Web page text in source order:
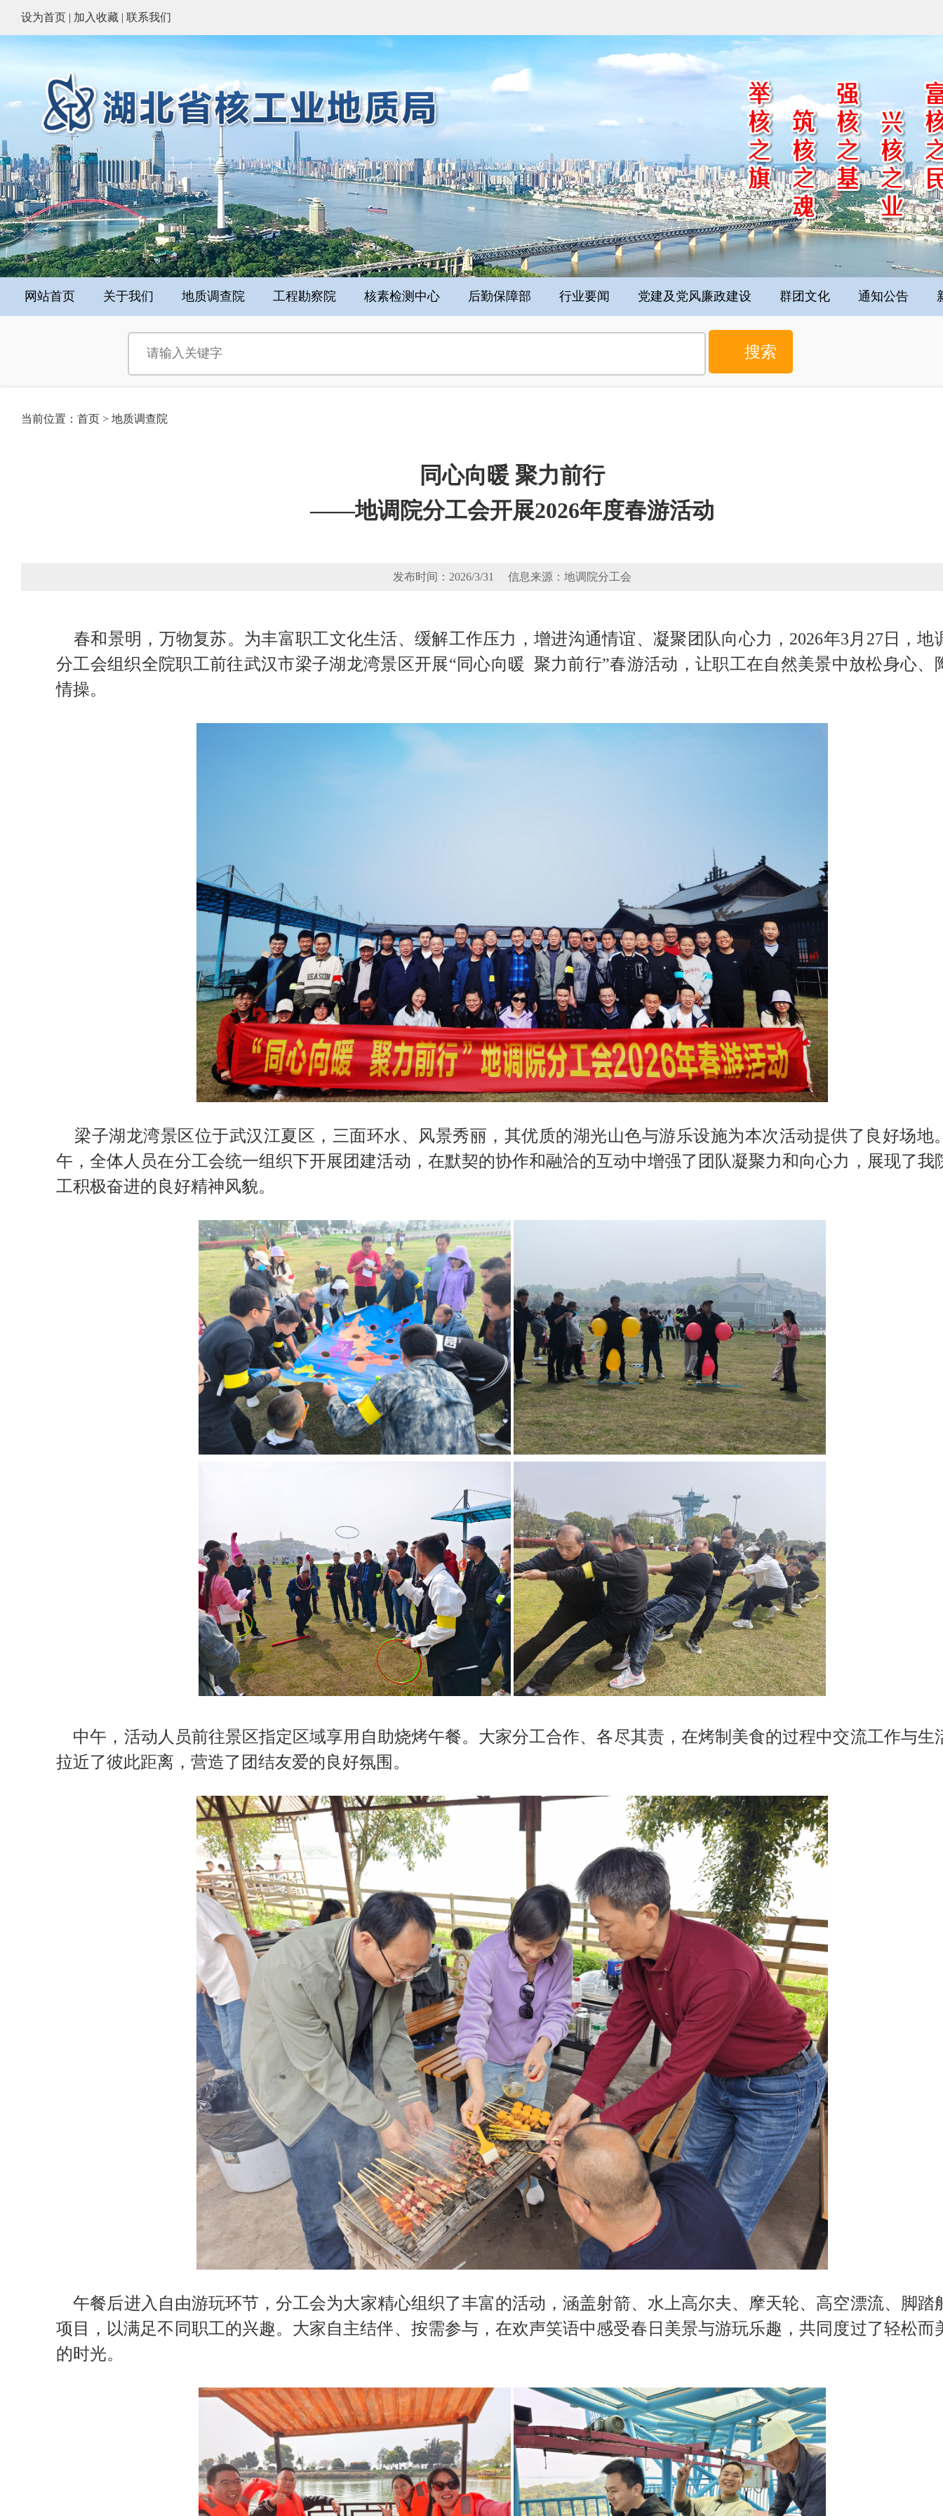
设为首页 | 加入收藏 | 联系我们
网站首页 关于我们 地质调查院 工程勘察院 核素检测中心 后勤保障部 行业要闻 党建及党风廉政建设 群团文化 通知公告
当前位置： 首页 > 地质调查院
同心向暖 聚力前行
——地调院分工会开展2026年度春游活动
发布时间：2026/3/31 信息来源：地调院分工会
春和景明，万物复苏。为丰富职工文化生活、缓解工作压力，增进沟通情谊、凝聚团队向心力，2026年3月27日，地
分工会组织全院职工前往武汉市梁子湖龙湾景区开展“同心向暖 聚力前行”春游活动，让职工在自然美景中放松身心、
情操。
梁子湖龙湾景区位于武汉江夏区，三面环水、风景秀丽，其优质的湖光山色与游乐设施为本次活动提供了良好场地
午，全体人员在分工会统一组织下开展团建活动，在默契的协作和融洽的互动中增强了团队凝聚力和向心力，展现了我
工积极奋进的良好精神风貌。
中午，活动人员前往景区指定区域享用自助烧烤午餐。大家分工合作、各尽其责，在烤制美食的过程中交流工作与生
拉近了彼此距离，营造了团结友爱的良好氛围。
午餐后进入自由游玩环节，分工会为大家精心组织了丰富的活动，涵盖射箭、水上高尔夫、摩天轮、高空漂流、脚踏
项目，以满足不同职工的兴趣。大家自主结伴、按需参与，在欢声笑语中感受春日美景与游玩乐趣，共同度过了轻松而
的时光。